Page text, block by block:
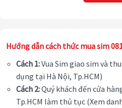
Hướng dẫn cách thức mua sim
Cách 1:Vua Sim giao sim và
dụng tại Hà Nội, Tp.HCM)
Cách 2:Quý khách đến cửa
Tp.HCM làm thủ tục (Xem